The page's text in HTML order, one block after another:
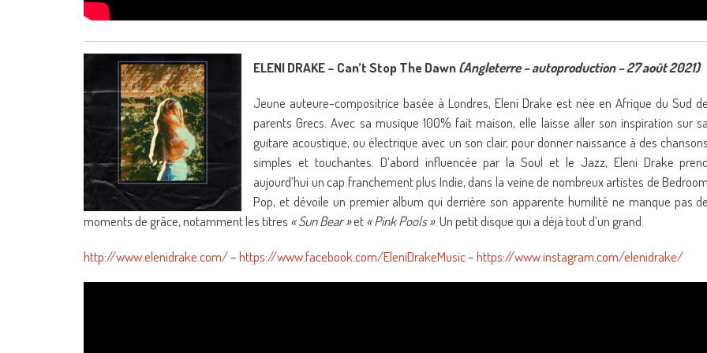
ELENI DRAKE – Can’t Stop The Dawn(Angleterre – autoproduction – 27 août 2021)
Jeune auteure-compositrice basée à Londres, Eleni Drake est née en Afrique du Sud de
parents Grecs. Avec sa musique 100% fait maison, elle laisse aller son inspiration sur sa
guitare acoustique, ou électrique avec un son clair, pour donner naissance à des chansons
simples et touchantes. D’abord influencée par la Soul et le Jazz, Eleni Drake prend
aujourd’hui un cap franchement plus Indie, dans la veine de nombreux artistes de Bedroom
Pop, et dévoile un premier album qui derrière son apparente humilité ne manque pas de
moments de grâce, notamment les titres « Sun Bear »et« Pink Pools ». Un petit disque qui a déjà tout d’un grand.
http://www.elenidrake.com/–https://www.facebook.com/EleniDrakeMusic–https://www.instagram.com/elenidrake/